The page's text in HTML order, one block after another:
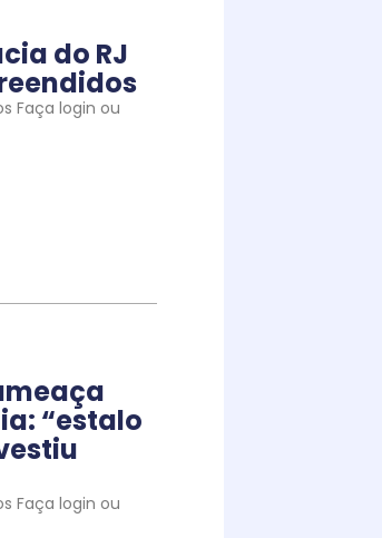
do RJ
Faça login ou
“estalo
Faça login ou